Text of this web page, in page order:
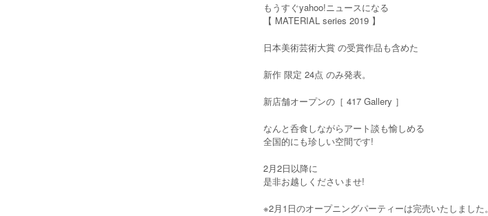
もうすぐyahoo!ニュースになる
【 MATERIAL series 2019 】
日本美術芸術大賞 の受賞作品も含めた
新作 限定 24点 のみ発表。
新店舗オープンの［ 417 Gallery ］
なんと呑食しながらアート談も愉しめる
全国的にも珍しい空間です!
2月2日以降に
是非お越しくださいませ!
※2月1日のオープニングパーティーは完売いたしました。